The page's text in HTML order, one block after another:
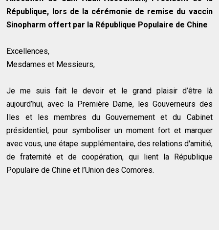
République, lors de la cérémonie de remise du vaccin
Sinopharm offert par la République Populaire de Chine
Excellences,
Mesdames et Messieurs,
Je me suis fait le devoir et le grand plaisir d’être là
aujourd’hui, avec la Première Dame, les Gouverneurs des
Iles et les membres du Gouvernement et du Cabinet
présidentiel, pour symboliser un moment fort et marquer
avec vous, une étape supplémentaire, des relations d'amitié,
de fraternité et de coopération, qui lient la République
Populaire de Chine et l’Union des Comores.